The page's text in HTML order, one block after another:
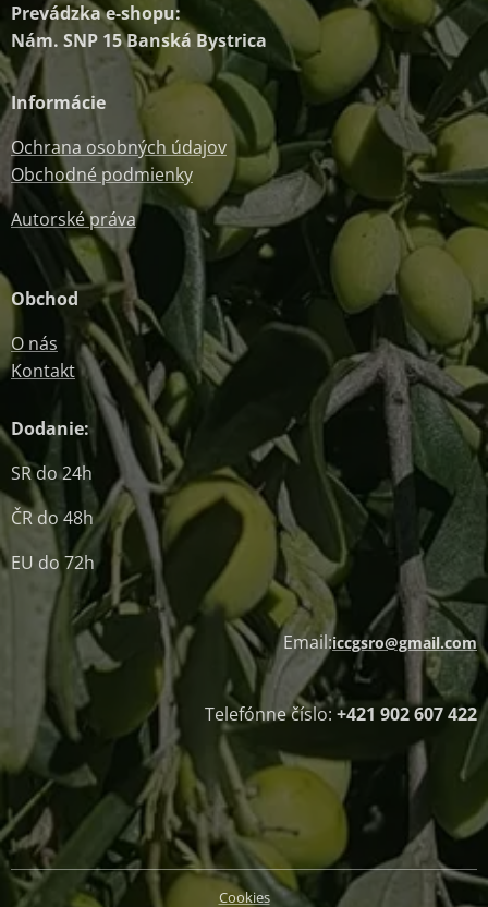
Prevádzka e-shopu:
Nám. SNP 15 Banská Bystrica
Informácie
Ochrana osobných údajov
Obchodné podmienky
Autorské práva
Obchod
O nás
Kontakt
Dodanie:
SR do 24h
ČR do 48h
EU do 72h
Email:iccgsro@gmail.com
Telefónne číslo: +421 902 607 422
Cookies